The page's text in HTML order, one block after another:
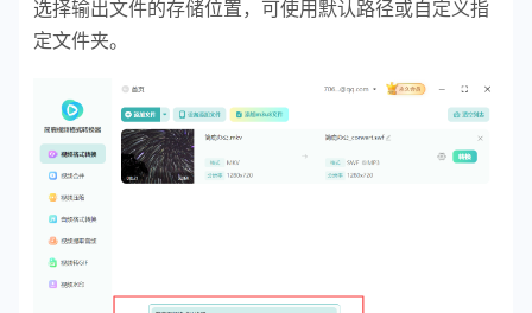
选择输出文件的存储位置，可使用默认路径或自定义指
定文件夹。